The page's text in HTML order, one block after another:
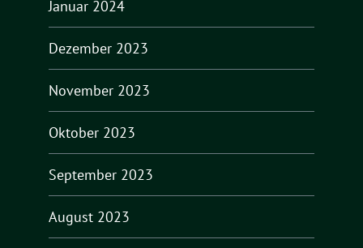
Januar 2024
Dezember 2023
November 2023
Oktober 2023
September 2023
August 2023